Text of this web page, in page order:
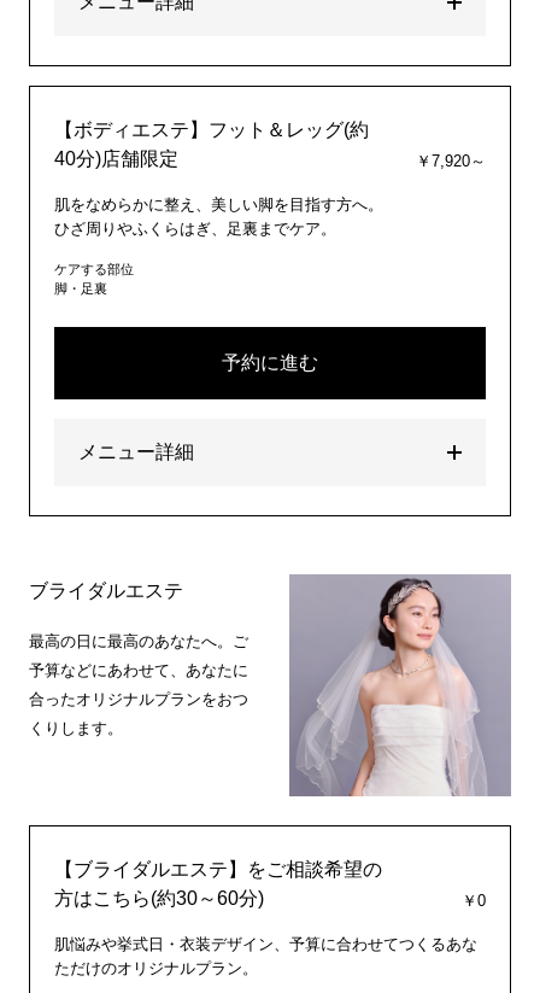
【ボディエステ】フット＆レッグ(約
40分)店舗限定
￥7,920～
肌をなめらかに整え、美しい脚を目指す方へ。
ひざ周りやふくらはぎ、足裏までケア。
ケアする部位
脚・足裏
予約に進む
メニュー詳細
ブライダルエステ
最高の日に最高のあなたへ。ご
予算などにあわせて、あなたに
合ったオリジナルプランをおつ
くりします。
【ブライダルエステ】をご相談希望の
方はこちら(約30～60分)
￥0
肌悩みや挙式日・衣装デザイン、予算に合わせてつくるあな
ただけのオリジナルプラン。